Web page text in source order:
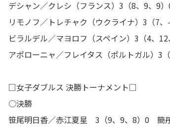
デシャン／クレシ（フランス）3（8、9、9
リモノフ／トレチャク（ウクライナ）3（7
ビラルデル／マヨロフ（スペイン）3（4、
アポローニャ／フレイタス（ポルトガル）3
□女子ダブルス 決勝トーナメント□
○決勝
笹尾明日香／赤江夏星 3（9、9、8）0 簡彤